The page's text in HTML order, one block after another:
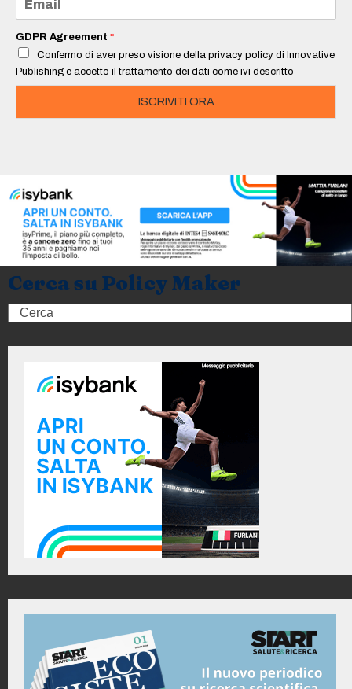
a
i
*
GDPR Agreement *
Confermo di aver preso visione della privacy policy di Innovative
Publishing e accetto il trattamento dei dati come ivi descritto
ISCRIVITI ORA
Cerca su Policy Maker
Search